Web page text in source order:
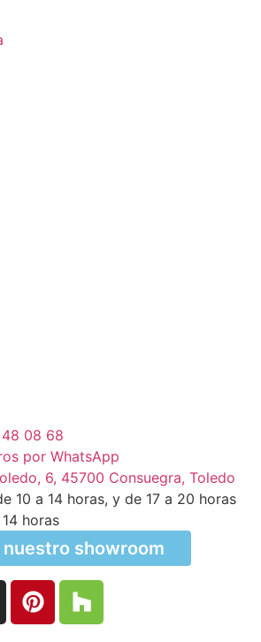
08 68
por WhatsApp
6, 45700 Consuegra, Toledo
10 a 14 horas, y de 17 a 20 horas
horas
nuestro showroom